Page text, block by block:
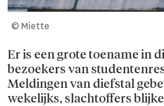
© Miette
Er is een grote toename in
bezoekers van
Meldingen van diefstal
wekelijks, slachtoffers